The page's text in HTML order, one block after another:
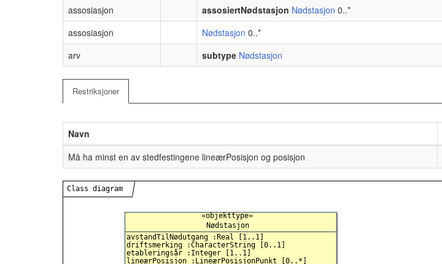
assosiasjon
assosiertNødstasjon Nødstasjon 0..*
assosiasjon
Nødstasjon 0..*
arv
subtype Nødstasjon
Restriksjoner
Navn
Må ha minst en av stedfestingene lineærPosisjon og posisjon